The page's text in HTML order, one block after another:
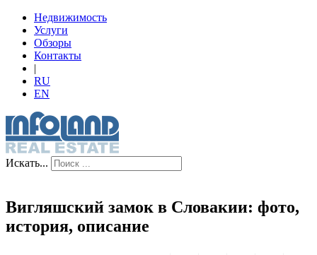
Недвижимость
Услуги
Обзоры
Контакты
|
RU
EN
Искать...
Вигляшский замок в Словакии: фото,
история, описание